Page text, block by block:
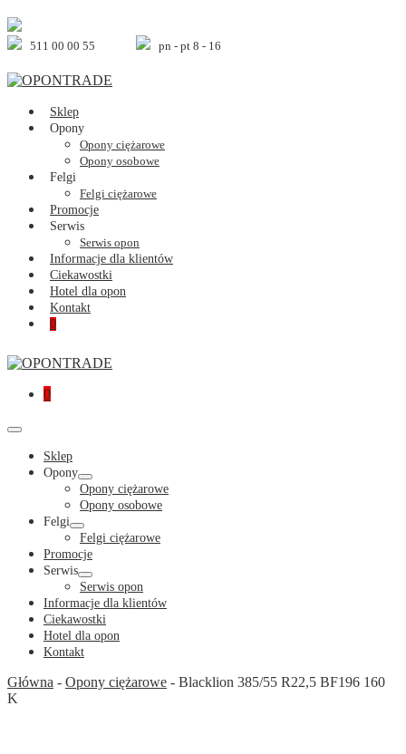
Skip
to
content511 00 00 55 pn - pt 8 - 16
Sklep
Opony
Opony ciężarowe
Opony osobowe
Felgi
Felgi ciężarowe
Promocje
Serwis
Serwis opon
Informacje dla klientów
Ciekawostki
Hotel dla opon
Kontakt
Shopping
0Items
Shopping
0Items
Menu
Toggle
Sklep
Opony
Menu
Toggle
Opony ciężarowe
Opony osobowe
Felgi
Menu
Toggle
Felgi ciężarowe
Promocje
Serwis
Menu
Toggle
Serwis opon
Informacje dla klientów
Ciekawostki
Hotel dla opon
Kontakt
Główna - Opony ciężarowe - Blacklion 385/55 R22,5 BF196 160
K